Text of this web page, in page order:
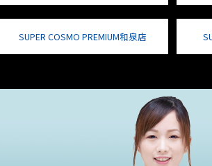
SUPER COSMO PREMIUM和泉店